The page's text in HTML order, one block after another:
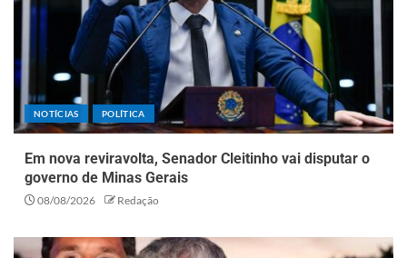
NOTÍCIAS POLÍTICA
Em nova reviravolta, Senador Cleitinho vai disputar o
governo de Minas Gerais
08/08/2026 Redação